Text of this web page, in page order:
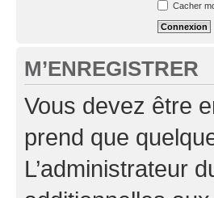
Cacher
M’ENREGISTRER
Vous devez être
prend que
L’administrateur